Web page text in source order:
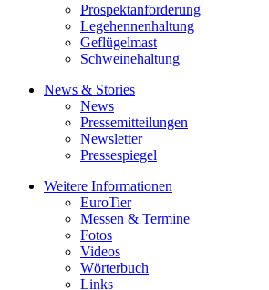
Prospektanforderung
Legehennenhaltung
Geflügelmast
Schweinehaltung
News & Stories
News
Pressemitteilungen
Newsletter
Pressespiegel
Weitere Informationen
EuroTier
Messen & Termine
Fotos
Videos
Wörterbuch
Links